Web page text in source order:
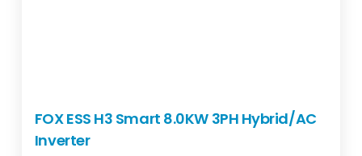
FOX ESS H3 Smart 8.0KW 3PH Hybrid/AC
Inverter